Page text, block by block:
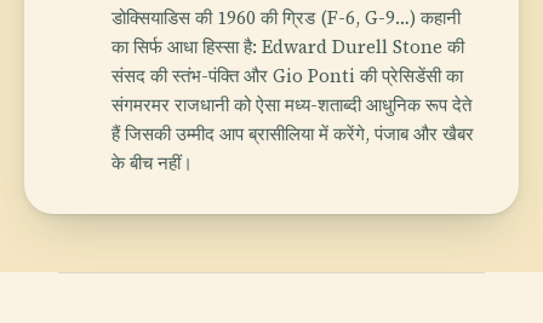
डोक्सियाडिस की 1960 की ग्रिड (F-6, G-9…) कहानी
का सिर्फ आधा हिस्सा है: Edward Durell Stone की
संसद की स्तंभ-पंक्ति और Gio Ponti की प्रेसिडेंसी का
संगमरमर राजधानी को ऐसा मध्य-शताब्दी आधुनिक रूप देते
हैं जिसकी उम्मीद आप ब्रासीलिया में करेंगे, पंजाब और खैबर
के बीच नहीं।